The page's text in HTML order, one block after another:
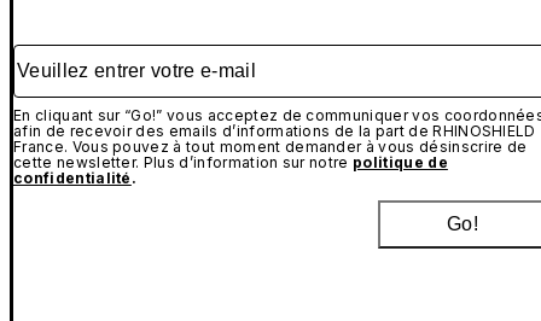
Veuillez entrer votre e-mail
En cliquant sur “Go!” vous acceptez de communiquer vos
afin de recevoir des emails d’informations de la part de RHINOSHIELD
France. Vous pouvez à tout moment demander à vous désinscrire de
cette newsletter. Plus d’information sur notre politique de
confidentialité .
Go!